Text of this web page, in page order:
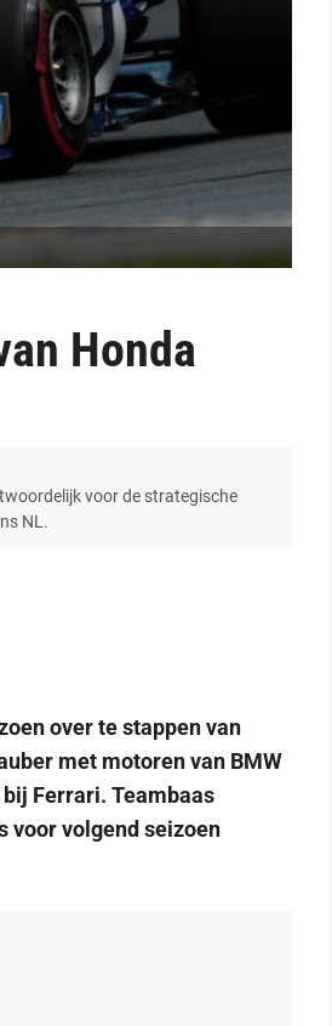
Honda
voor de strategische
NL.
over te stappen van
met motoren van BMW
Ferrari. Teambaas
voor volgend seizoen